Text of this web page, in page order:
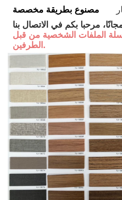
مصنوع بطريقة مخصصة
مرحبا بكم في الاتصال بنا
الملفات الشخصية من قبل
الطرفين.